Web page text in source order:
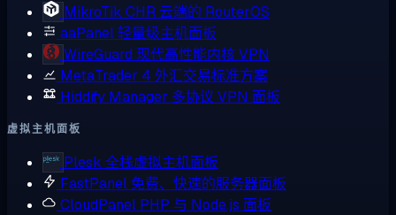
MikroTik CHR 云端的 RouterOS
aaPanel轻量级主机面板
WireGuard 现代高性能内核 VPN
MetaTrader 4 外汇交易标准方案
Hiddify Manager 多协议 VPN 面板
虚拟主机面板
Plesk 全栈虚拟主机面板
FastPanel 免费、快速的服务器面板
CloudPanel PHP 与 Node.js 面板